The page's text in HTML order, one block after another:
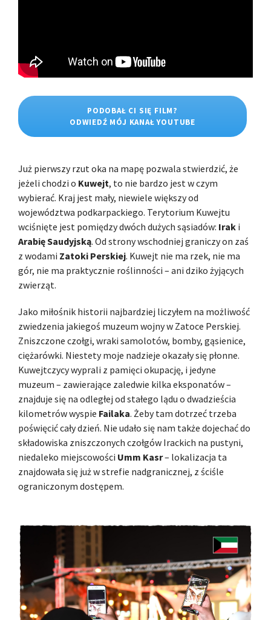
PODOBAŁ CI SIĘ FILM?
ODWIEDŹ MÓJ KANAŁ YOUTUBE
Już pierwszy rzut oka na mapę pozwala stwierdzić, że
jeżeli chodzi o Kuwejt, to nie bardzo jest w czym
wybierać. Kraj jest mały, niewiele większy od
województwa podkarpackiego. Terytorium Kuwejtu
wciśnięte jest pomiędzy dwóch dużych sąsiadów: Irak i
Arabię Saudyjską. Od strony wschodniej graniczy on zaś
z wodami Zatoki Perskiej. Kuwejt nie ma rzek, nie ma
gór, nie ma praktycznie roślinności – ani dziko żyjących
zwierząt.
Jako miłośnik historii najbardziej liczyłem na możliwość
zwiedzenia jakiegoś muzeum wojny w Zatoce Perskiej.
Zniszczone czołgi, wraki samolotów, bomby, gąsienice,
ciężarówki. Niestety moje nadzieje okazały się płonne.
Kuwejtczycy wyprali z pamięci okupację, i jedyne
muzeum – zawierające zaledwie kilka eksponatów –
znajduje się na odległej od stałego lądu o dwadzieścia
kilometrów wyspie Failaka. Żeby tam dotrzeć trzeba
poświęcić cały dzień. Nie udało się nam także dojechać do
składowiska zniszczonych czołgów Irackich na pustyni,
niedaleko miejscowości Umm Kasr– lokalizacja ta
znajdowała się już w strefie nadgranicznej, z ściśle
ograniczonym dostępem.